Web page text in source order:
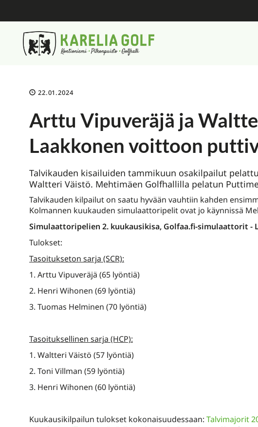
22.01.2024
Arttu Vipuveräjä ja
Laakkonen voittoon
Talvikauden kisailuiden tammikuun osakilpailut
Waltteri Väistö. Mehtimäen Golfhallilla pelatun
Talvikauden kilpailut on saatu hyvään vauhtiin kahden
Kolmannen kuukauden simulaattoripelit ovat jo käynnissä
Simulaattoripelien 2. kuukausikisa, Golfaa.fi-simulaattorit -
Tulokset:
Tasoitukseton sarja (SCR):
1. Arttu Vipuveräjä (65 lyöntiä)
2. Henri Wihonen (69 lyöntiä)
3. Tuomas Helminen (70 lyöntiä)
Tasoituksellinen sarja (HCP):
1. Waltteri Väistö (57 lyöntiä)
2. Toni Villman (59 lyöntiä)
3. Henri Wihonen (60 lyöntiä)
Kuukausikilpailun tulokset kokonaisuudessaan: Talvimajorit